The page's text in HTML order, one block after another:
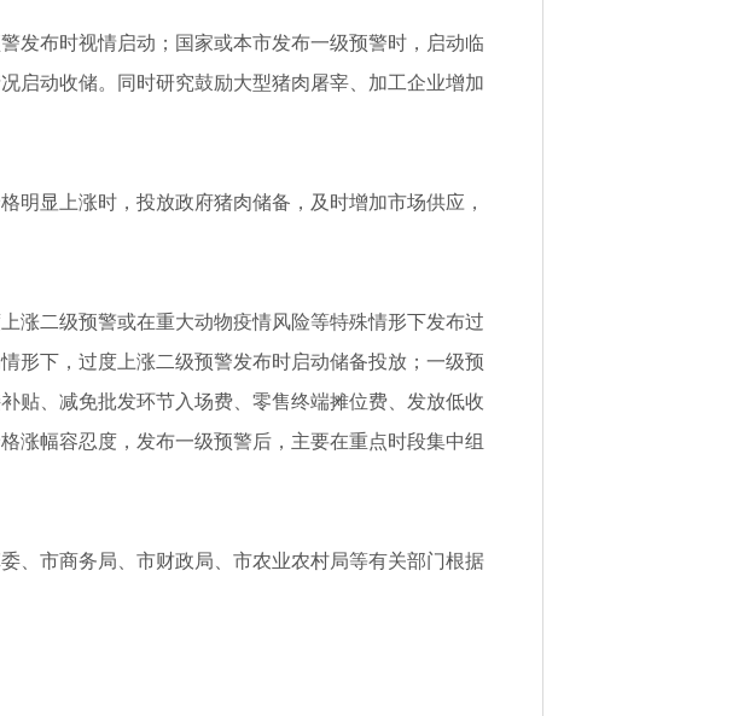
发布时视情启动；国家或本市发布一级预警时，启动临
启动收储。同时研究鼓励大型猪肉屠宰、加工企业增加
明显上涨时，投放政府猪肉储备，及时增加市场供应，
涨二级预警或在重大动物疫情风险等特殊情形下发布过
形下，过度上涨二级预警发布时启动储备投放；一级预
贴、减免批发环节入场费、零售终端摊位费、发放低收
涨幅容忍度，发布一级预警后，主要在重点时段集中组
、市商务局、市财政局、市农业农村局等有关部门根据